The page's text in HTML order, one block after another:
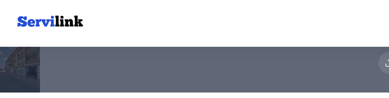
F.Visiedo Martinez Y Orto C.B. Fontaneria En General